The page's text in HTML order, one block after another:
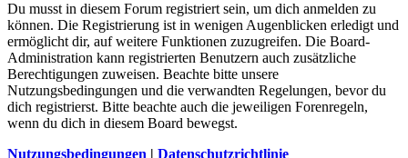
Du musst in diesem Forum registriert sein, um dich anmelden zu
können. Die Registrierung ist in wenigen Augenblicken erledigt und
ermöglicht dir, auf weitere Funktionen zuzugreifen. Die Board-
Administration kann registrierten Benutzern auch zusätzliche
Berechtigungen zuweisen. Beachte bitte unsere
Nutzungsbedingungen und die verwandten Regelungen, bevor du
dich registrierst. Bitte beachte auch die jeweiligen Forenregeln,
wenn du dich in diesem Board bewegst.
Nutzungsbedingungen | Datenschutzrichtlinie